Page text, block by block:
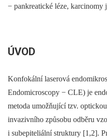
−⁠ pankreatické léze, karcinomy
ÚVOD
Konfokální laserová
Endomicroscopy −⁠ CLE) je
metoda umožňující tzv.
invazivního způsobu odběru
i subepiteliální struktury [1,2].